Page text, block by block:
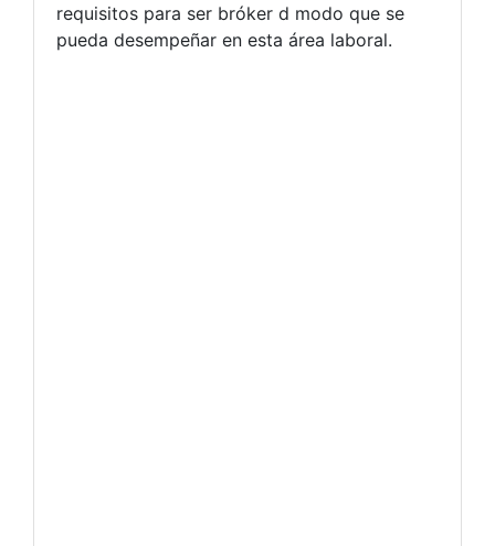
requisitos para ser bróker d modo que se
pueda desempeñar en esta área laboral.